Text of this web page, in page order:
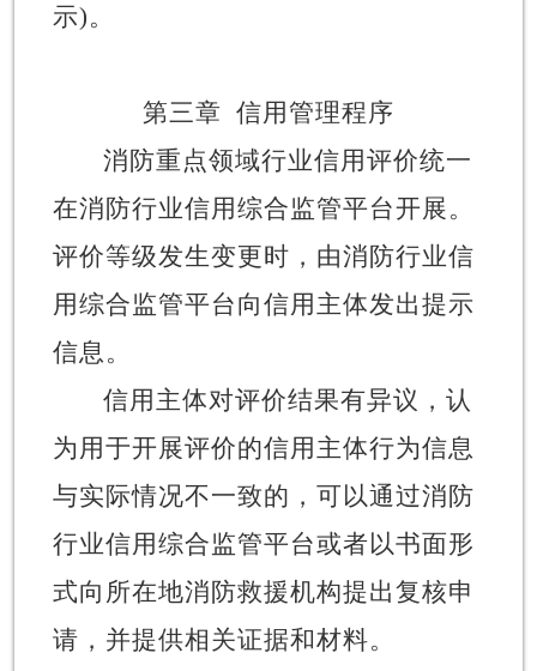
示)。
第三章 信用管理程序
消防重点领域行业信用评价统一
在消防行业信用综合监管平台开展。
评价等级发生变更时，由消防行业信
用综合监管平台向信用主体发出提示
信息。
信用主体对评价结果有异议，认
为用于开展评价的信用主体行为信息
与实际情况不一致的，可以通过消防
行业信用综合监管平台或者以书面形
式向所在地消防救援机构提出复核申
请，并提供相关证据和材料。